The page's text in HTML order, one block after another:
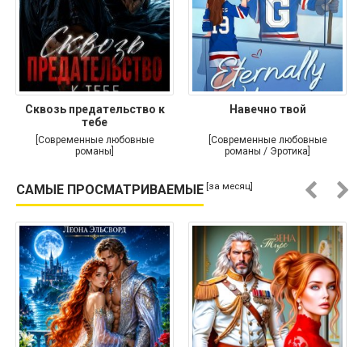
Сквозь предательство к
тебе
[Современные любовные
романы]
Навечно твой
[Современные любовные
романы / Эротика]
САМЫЕ ПРОСМАТРИВАЕМЫЕ [за месяц]